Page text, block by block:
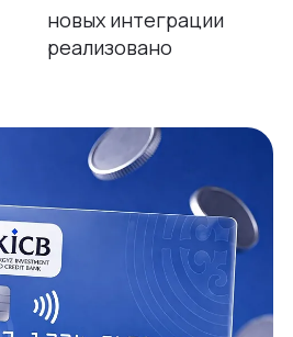
новых интеграции
реализовано